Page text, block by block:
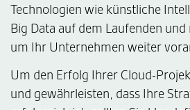
Technologien wie künstliche
Big Data auf dem Laufenden und
um Ihr Unternehmen weiter
Um den Erfolg Ihrer Cloud-
und gewährleisten, dass Ihre